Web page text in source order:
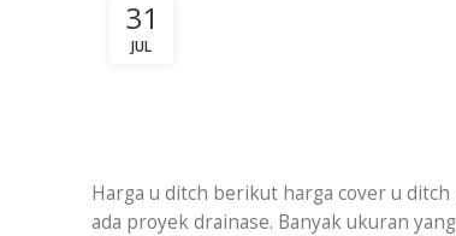
31
JUL
Harga u ditch berikut harga cover u
ada proyek drainase. Banyak ukuran